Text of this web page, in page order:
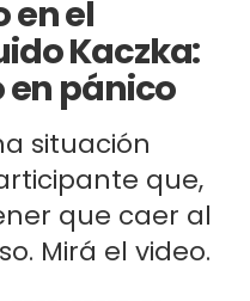
en el
Kaczka:
pánico
situación
que,
que caer al
Mirá el video.